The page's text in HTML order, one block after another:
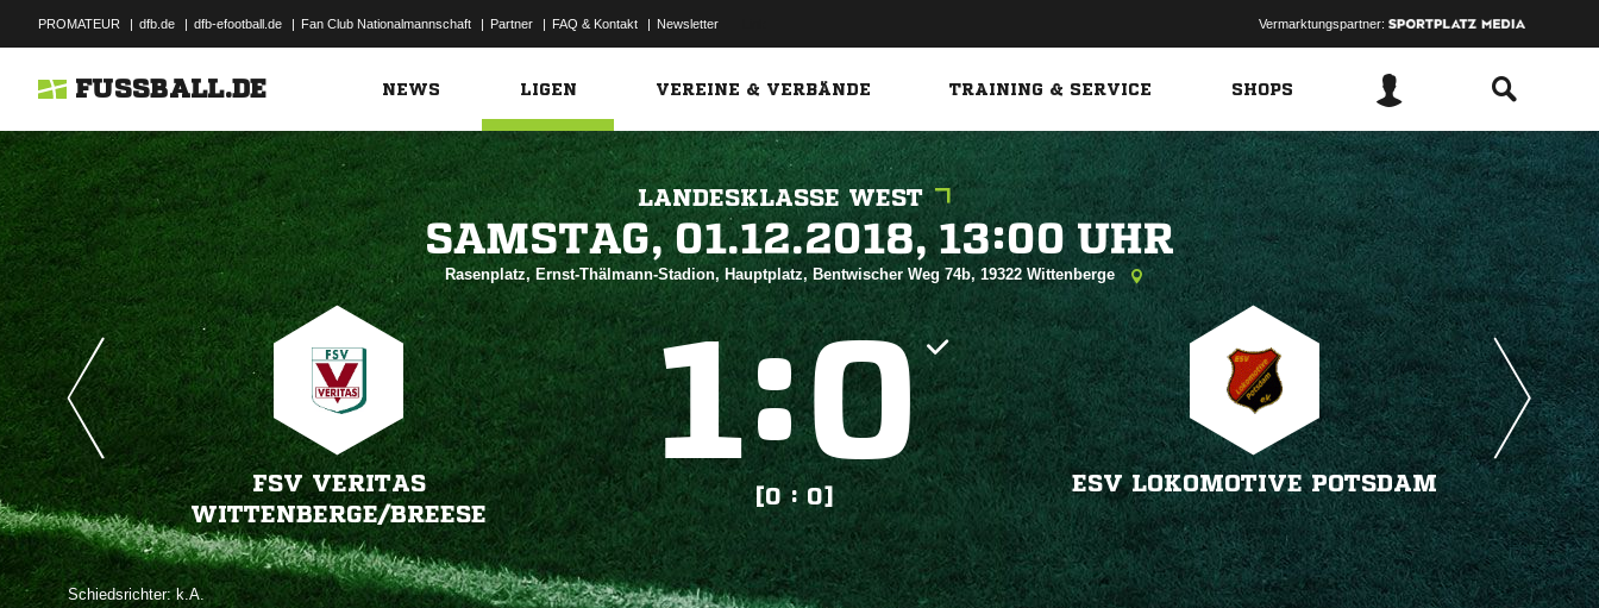
PROMATEUR | dfb.de | dfb-efootball.de | Fan Club Nationalmannschaft | Partner | FAQ & Kontakt | Newsletter Vermarktungspartner:
FUSSBALL.DE NEWS LIGEN VEREINE & VERBÄNDE TRAINING & SERVICE SHOPS
LANDESKLASSE WEST
   
Rasenplatz, Ernst-Thälmann-Stadion, Hauptplatz, Bentwischer Weg 74b, 19322 Wittenberge
FSV VERITAS
WITTENBERGE/​BREESE
:
[0 : 0]
ESV LOKOMOTIVE POTSDAM
Schiedsrichter: